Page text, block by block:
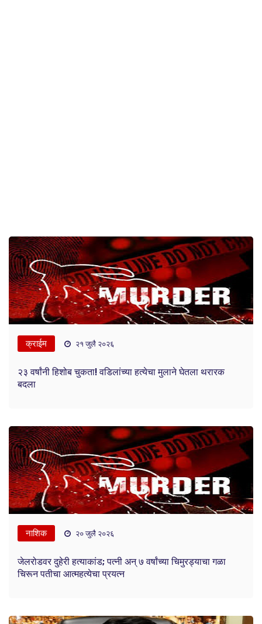
क्राईम २१ जुलै २०२६
२३ वर्षांनी हिशोब चुकता! वडिलांच्या हत्येचा मुलाने घेतला थरारक
बदला
नाशिक २० जुलै २०२६
जेलरोडवर दुहेरी हत्याकांड; पत्नी अन् ७ वर्षांच्या चिमुरड्याचा गळा
चिरून पतीचा आत्महत्येचा प्रयत्न